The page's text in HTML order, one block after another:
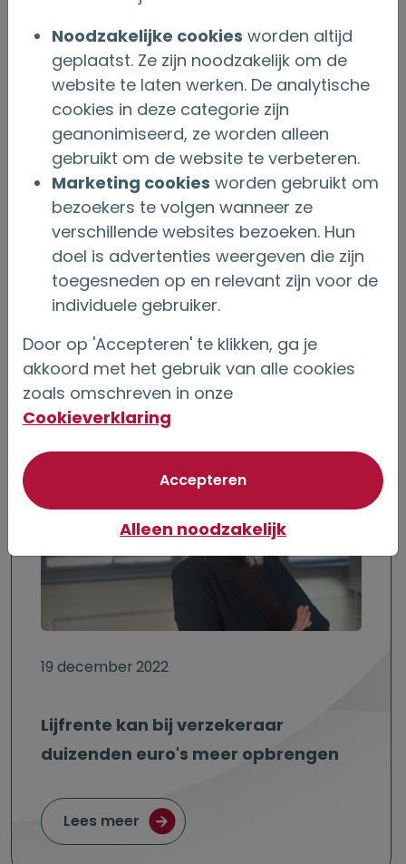
08 maart 2023
Derdepijlerpensioen verdient meer
aandacht
Lees meerover Derdepijlerpensioen verdient
19 december 2022
Lijfrente kan bij verzekeraar
duizenden euro's meer opbrengen
Lees meer over Lijfrente kan bij verzekeraar
Noodzakelijke cookies worden altijd
geplaatst. Ze zijn noodzakelijk om de
website te laten werken. De analytische
cookies in deze categorie zijn
geanonimiseerd, ze worden alleen
gebruikt om de website te verbeteren.
Marketing cookies worden gebruikt om
bezoekers te volgen wanneer ze
verschillende websites bezoeken. Hun
doel is advertenties weergeven die zijn
toegesneden op en relevant zijn voor de
individuele gebruiker.
Door op 'Accepteren' te klikken, ga je
akkoord met het gebruik van alle cookies
zoals omschreven in onze
Cookieverklaring
Accepterenvan optionele
Alleen noodzakelijk